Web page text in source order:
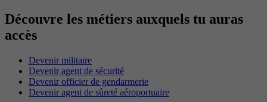
Découvre les métiers auxquels tu auras
accès
Devenir militaire
Devenir agent de sécurité
Devenir officier de gendarmerie
Devenir agent de sûreté aéroportuaire